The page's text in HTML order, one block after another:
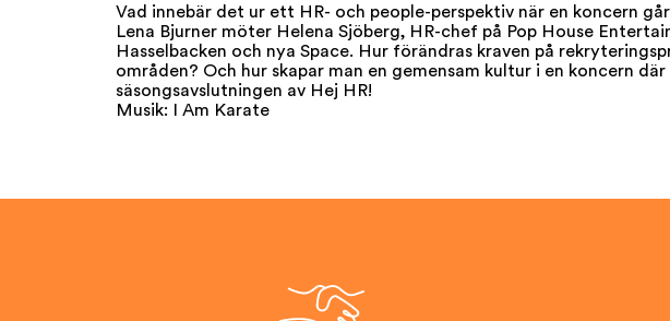
Vad innebär det ur ett HR- och people-perspektiv när en koncern
Lena Bjurner möter Helena Sjöberg, HR-chef på Pop House
Hasselbacken och nya Space. Hur förändras kraven på
områden? Och hur skapar man en gemensam kultur i en koncern
säsongsavslutningen av Hej HR!
Musik: I Am Karate